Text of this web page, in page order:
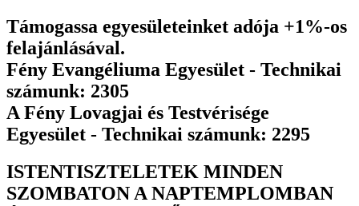
Ugrás
a
tartalomhoz
Támogassa egyesületeinket adója +1%-os
felajánlásával.
Fény Evangéliuma Egyesület - Technikai
számunk: 2305
A Fény Lovagjai és Testvérisége
Egyesület - Technikai számunk: 2295
ISTENTISZTELETEK MINDEN
SZOMBATON A NAPTEMPLOMBAN